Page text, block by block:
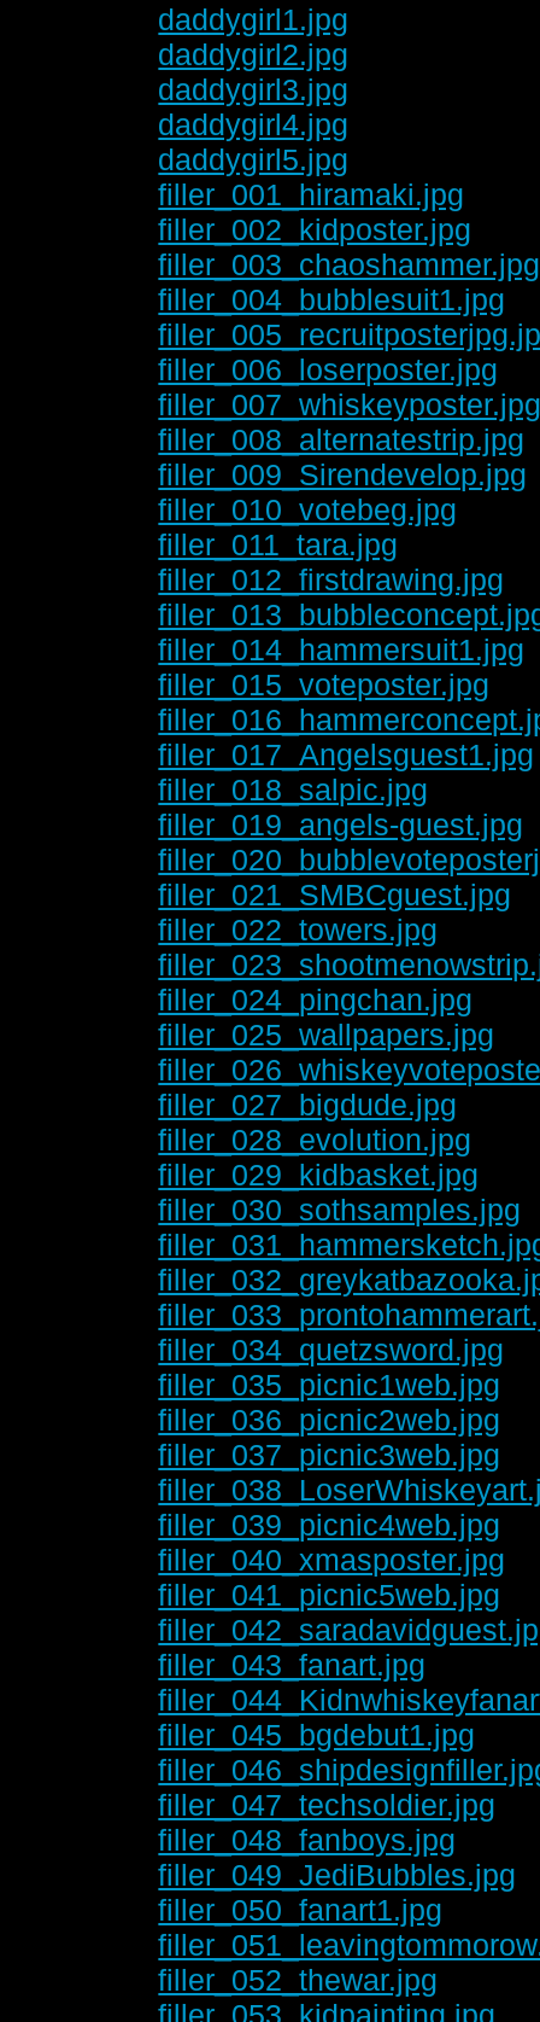
daddygirl1.jpg
daddygirl2.jpg
daddygirl3.jpg
daddygirl4.jpg
daddygirl5.jpg
filler_001_hiramaki.jpg
filler_002_kidposter.jpg
filler_003_chaoshammer.jpg
filler_004_bubblesuit1.jpg
filler_006_loserposter.jpg
filler_008_alternatestrip.jpg
filler_009_Sirendevelop.jpg
filler_010_votebeg.jpg
filler_011_tara.jpg
filler_012_firstdrawing.jpg
filler_014_hammersuit1.jpg
filler_015_voteposter.jpg
filler_017_Angelsguest1.jpg
filler_018_salpic.jpg
filler_019_angels-guest.jpg
filler_021_SMBCguest.jpg
filler_022_towers.jpg
filler_024_pingchan.jpg
filler_025_wallpapers.jpg
filler_027_bigdude.jpg
filler_028_evolution.jpg
filler_029_kidbasket.jpg
filler_030_sothsamples.jpg
filler_034_quetzsword.jpg
filler_035_picnic1web.jpg
filler_036_picnic2web.jpg
filler_037_picnic3web.jpg
filler_039_picnic4web.jpg
filler_040_xmasposter.jpg
filler_041_picnic5web.jpg
filler_043_fanart.jpg
filler_045_bgdebut1.jpg
filler_047_techsoldier.jpg
filler_048_fanboys.jpg
filler_049_JediBubbles.jpg
filler_050_fanart1.jpg
filler_052_thewar.jpg
filler_053_kidpainting.jpg